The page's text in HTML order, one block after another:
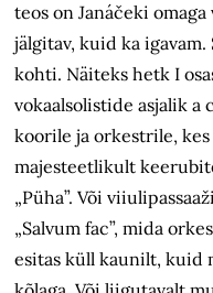
teos on Janáčeki
jälgitav, kuid ka
kohti. Näiteks hetk I
vokaalsolistide asjalik a
koorile ja orkestrile,
majesteetlikult
„Püha”. Või
„Salvum fac”, mida
esitas küll kaunilt, kuid